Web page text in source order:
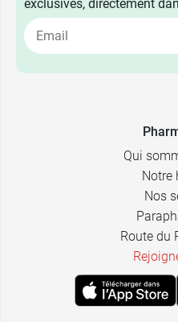
3,69 €
Corail 3,69 €
3,69 €
3,69 €
exclusives, directement
Qui
Notre
Nos
Route du